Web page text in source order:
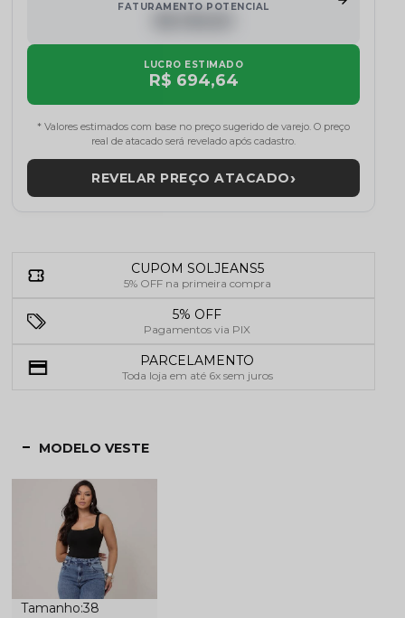
FATURAMENTO POTENCIAL
LUCRO ESTIMADO
R$ 694,64
* Valores estimados com base no preço sugerido de varejo. O preço
real de atacado será revelado após cadastro.
REVELAR PREÇO ATACADO›
CUPOM SOLJEANS5
5% OFF na primeira compra
5% OFF
Pagamentos via PIX
PARCELAMENTO
Toda loja em até 6x sem juros
MODELO VESTE
Tamanho:38